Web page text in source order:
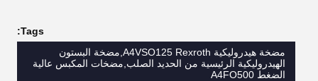
Tags:
مضخة هيدروليكية A4VSO125 Rexroth,مضخة البستون
الهيدروليكية الرئيسية من الحديد الصلب,مضخات المكبس عالية
الضغط A4FO500